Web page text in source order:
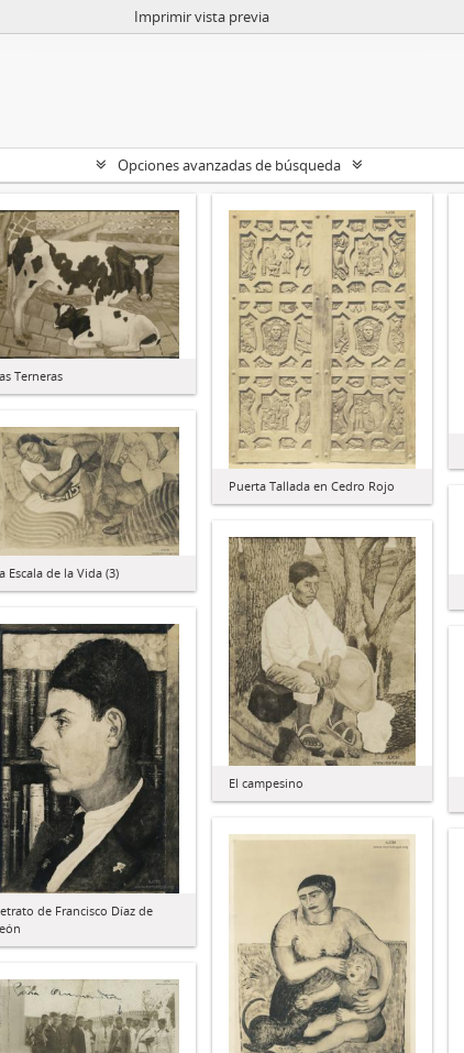
Imprimir vista previa
Opciones avanzadas de búsqueda
Terneras
Puerta Tallada en Cedro Rojo
Escala de la Vida (3)
El campesino
de Francisco Díaz de